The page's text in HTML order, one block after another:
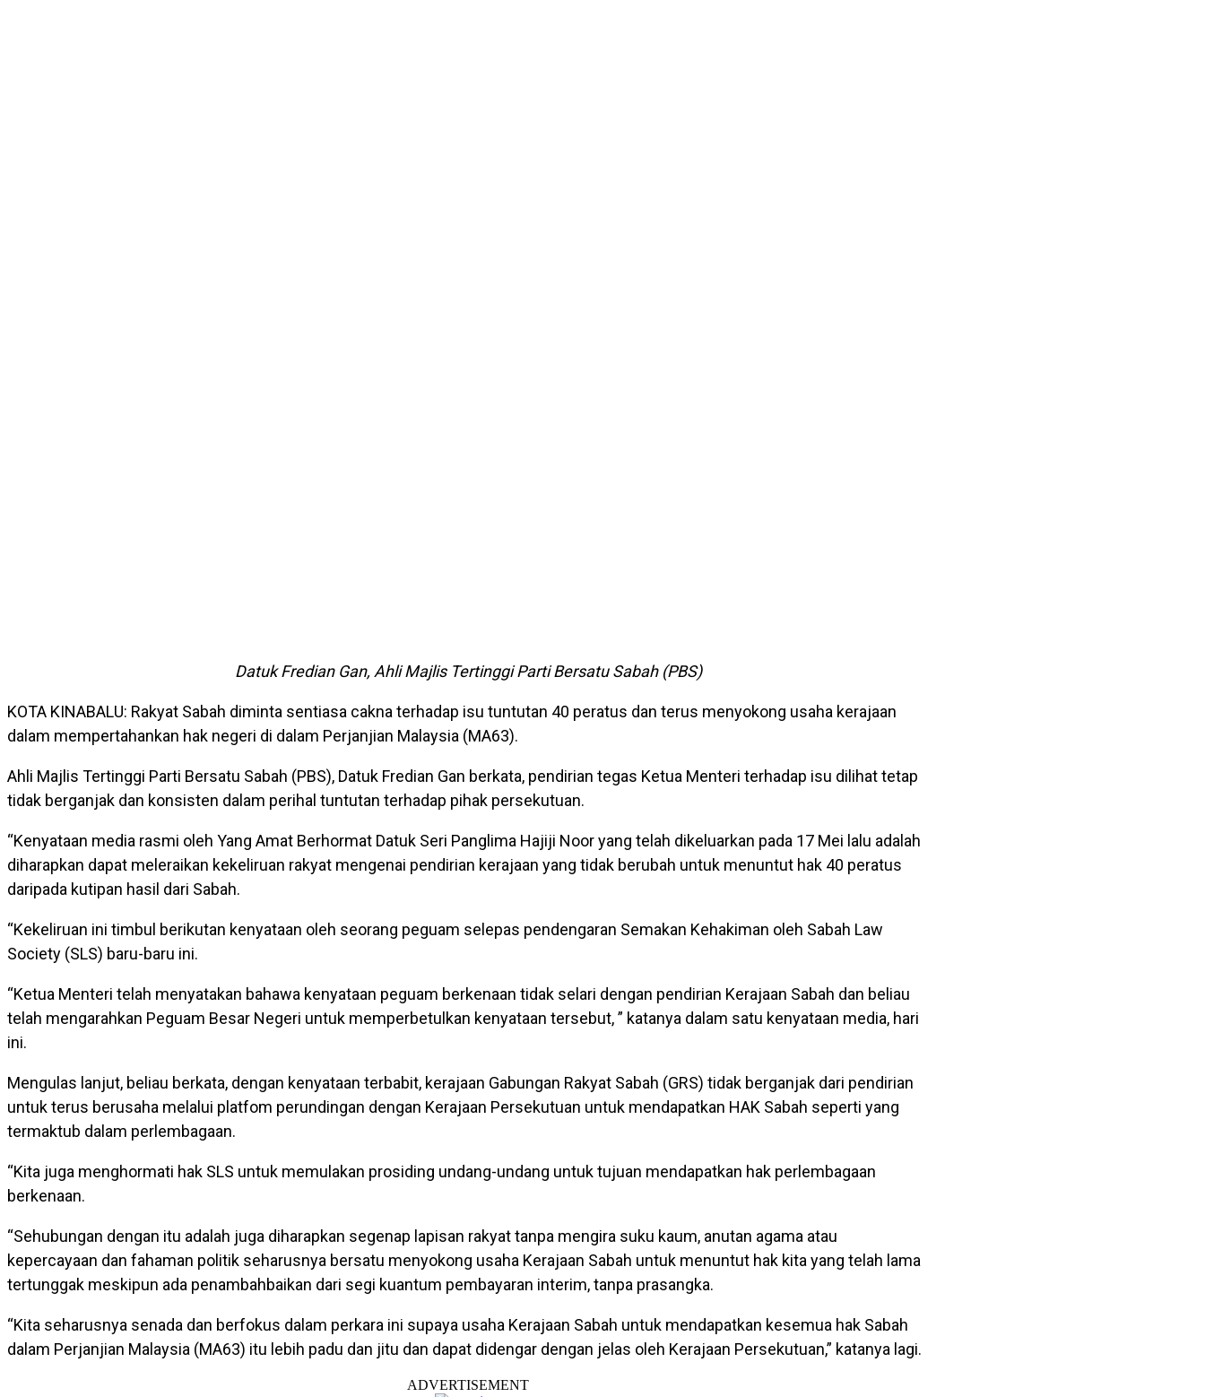
Datuk Fredian Gan, Ahli Majlis Tertinggi Parti Bersatu Sabah (PBS)
KOTA KINABALU: Rakyat Sabah diminta sentiasa cakna terhadap isu tuntutan 40 peratus dan terus menyokong usaha kerajaan
dalam mempertahankan hak negeri di dalam Perjanjian Malaysia (MA63).
Ahli Majlis Tertinggi Parti Bersatu Sabah (PBS), Datuk Fredian Gan berkata, pendirian tegas Ketua Menteri terhadap isu dilihat tetap
tidak berganjak dan konsisten dalam perihal tuntutan terhadap pihak persekutuan.
“Kenyataan media rasmi oleh Yang Amat Berhormat Datuk Seri Panglima Hajiji Noor yang telah dikeluarkan pada 17 Mei lalu adalah
diharapkan dapat meleraikan kekeliruan rakyat mengenai pendirian kerajaan yang tidak berubah untuk menuntut hak 40 peratus
daripada kutipan hasil dari Sabah.
“Kekeliruan ini timbul berikutan kenyataan oleh seorang peguam selepas pendengaran Semakan Kehakiman oleh Sabah Law
Society (SLS) baru-baru ini.
“Ketua Menteri telah menyatakan bahawa kenyataan peguam berkenaan tidak selari dengan pendirian Kerajaan Sabah dan beliau
telah mengarahkan Peguam Besar Negeri untuk memperbetulkan kenyataan tersebut, ” katanya dalam satu kenyataan media, hari
ini.
Mengulas lanjut, beliau berkata, dengan kenyataan terbabit, kerajaan Gabungan Rakyat Sabah (GRS) tidak berganjak dari pendirian
untuk terus berusaha melalui platfom perundingan dengan Kerajaan Persekutuan untuk mendapatkan HAK Sabah seperti yang
termaktub dalam perlembagaan.
“Kita juga menghormati hak SLS untuk memulakan prosiding undang-undang untuk tujuan mendapatkan hak perlembagaan
berkenaan.
“Sehubungan dengan itu adalah juga diharapkan segenap lapisan rakyat tanpa mengira suku kaum, anutan agama atau
kepercayaan dan fahaman politik seharusnya bersatu menyokong usaha Kerajaan Sabah untuk menuntut hak kita yang telah lama
tertunggak meskipun ada penambahbaikan dari segi kuantum pembayaran interim, tanpa prasangka.
“Kita seharusnya senada dan berfokus dalam perkara ini supaya usaha Kerajaan Sabah untuk mendapatkan kesemua hak Sabah
dalam Perjanjian Malaysia (MA63) itu lebih padu dan jitu dan dapat didengar dengan jelas oleh Kerajaan Persekutuan,” katanya lagi.
ADVERTISEMENT